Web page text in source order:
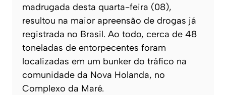
madrugada desta quarta-feira (08),
resultou na maior apreensão de drogas já
registrada no Brasil. Ao todo, cerca de 48
toneladas de entorpecentes foram
localizadas em um bunker do tráfico na
comunidade da Nova Holanda, no
Complexo da Maré.